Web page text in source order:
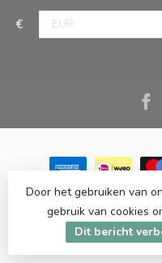
€
© Copyright 2026 Marc
kookwinkel in Elst |-
by
Door het gebruiken van
gebruik van cookies
Dit bericht